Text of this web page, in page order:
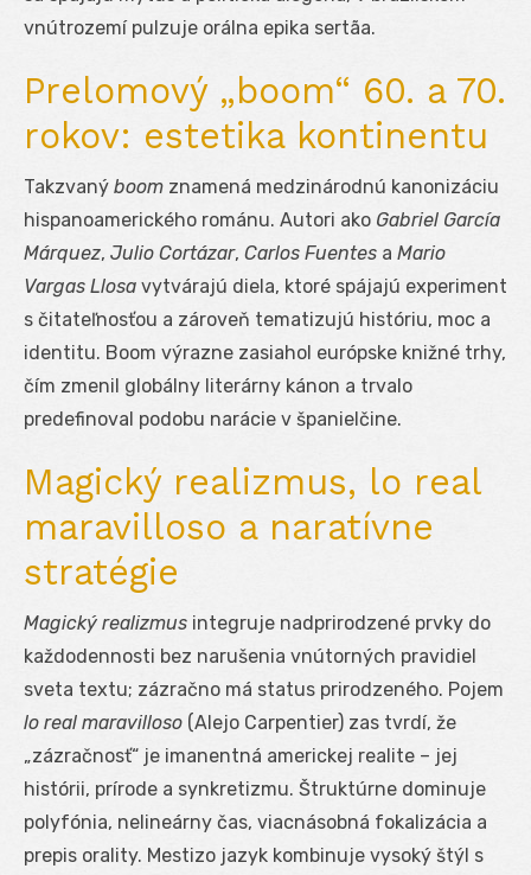
vnútrozemí pulzuje orálna epika sertãa.
Prelomový „boom“ 60. a 70.
rokov: estetika kontinentu
Takzvaný boom znamená medzinárodnú kanonizáciu
hispanoamerického románu. Autori ako Gabriel García
Márquez, Julio Cortázar, Carlos Fuentes a Mario
Vargas Llosa vytvárajú diela, ktoré spájajú experiment
s čitateľnosťou a zároveň tematizujú históriu, moc a
identitu. Boom výrazne zasiahol európske knižné trhy,
čím zmenil globálny literárny kánon a trvalo
predefinoval podobu narácie v španielčine.
Magický realizmus, lo real
maravilloso a naratívne
stratégie
Magický realizmus integruje nadprirodzené prvky do
každodennosti bez narušenia vnútorných pravidiel
sveta textu; zázračno má status prirodzeného. Pojem
lo real maravilloso (Alejo Carpentier) zas tvrdí, že
„zázračnosť“ je imanentná americkej realite – jej
histórii, prírode a synkretizmu. Štruktúrne dominuje
polyfónia, nelineárny čas, viacnásobná fokalizácia a
prepis orality. Mestizo jazyk kombinuje vysoký štýl s